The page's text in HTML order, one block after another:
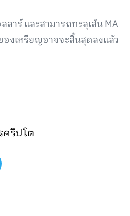
าร์ และสามารถทะลุเส้น MA
งเหรียญอาจจะสิ้นสุดลงแล้ว
คริปโต